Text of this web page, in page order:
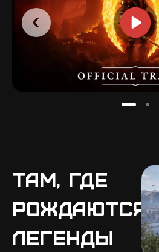
Там, где
рождаются
легенды